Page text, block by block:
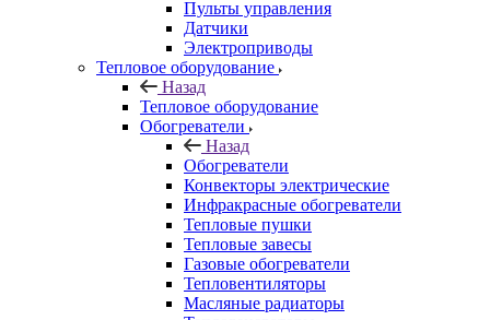
Пульты управления
Датчики
Электроприводы
Тепловое оборудование
Назад
Тепловое оборудование
Обогреватели
Назад
Обогреватели
Конвекторы электрические
Инфракрасные обогреватели
Тепловые пушки
Тепловые завесы
Газовые обогреватели
Тепловентиляторы
Масляные радиаторы